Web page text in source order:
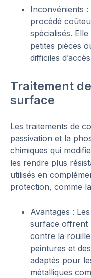
Inconvénients
procédé
spécialisés.
petites pièces
difficiles
Traitement
surface
Les traitements de
passivation et la
chimiques qui
les rendre plus
utilisés en
protection, comme
Avantages :
surface offrent
contre la rouille
peintures et
adaptés pour
métalliques